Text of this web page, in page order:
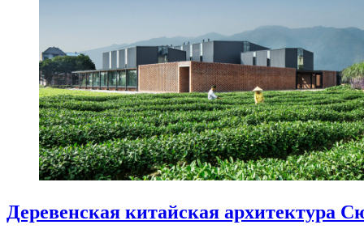
Деревенская китайская архитектура